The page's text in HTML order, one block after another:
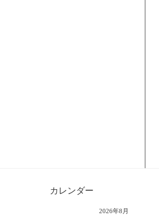
カレンダー
2026年8月